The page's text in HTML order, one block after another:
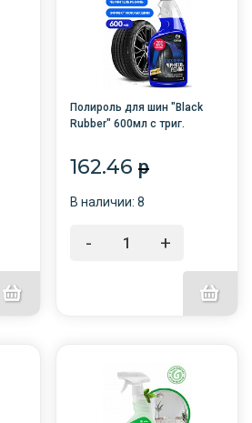
Полироль для шин "Black
Rubber" 600мл с триг.
162.46p
В наличии: 8
- +